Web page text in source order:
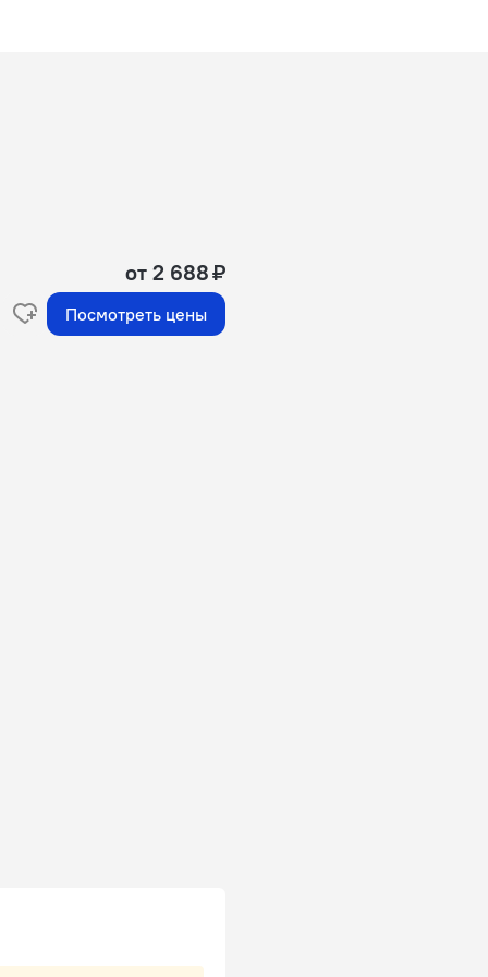
от 2 688 ₽
Посмотреть цены